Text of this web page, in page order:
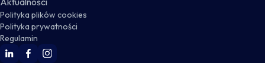
Polityka plików cookies
Polityka prywatności
Regulamin
WSKZ Linkedin
WSKZ Facebook
WSKZ Instagram